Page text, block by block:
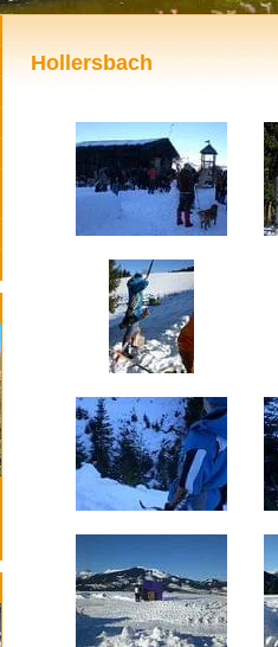
Hollersbach